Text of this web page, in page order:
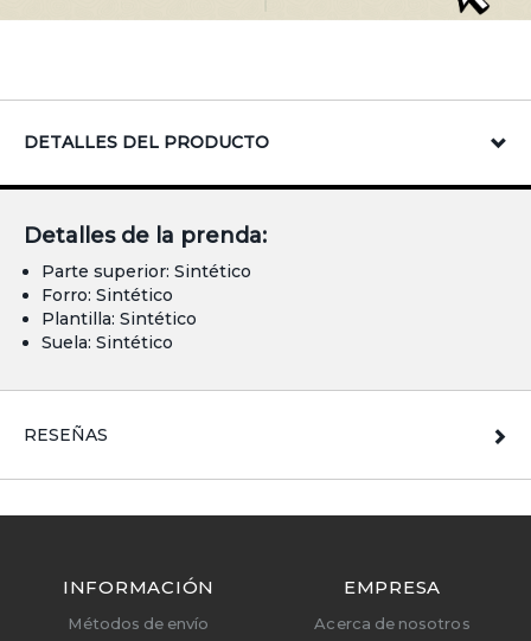
DETALLES DEL PRODUCTO
Detalles de la prenda:
Parte superior: Sintético
Forro: Sintético
Plantilla: Sintético
Suela: Sintético
RESEÑAS
INFORMACIÓN
Métodos de envío
EMPRESA
Acerca de nosotros